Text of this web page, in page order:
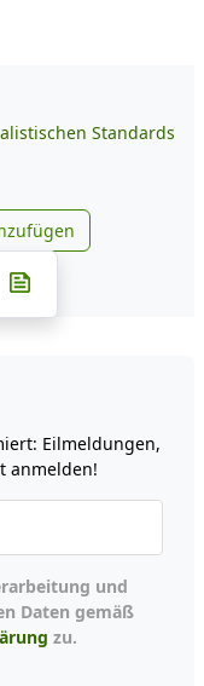
Standards
zu Google
Whatsapp
auf Telegram
teilen
auf X
Eilmeldungen,
anmelden!
Daten gemäß
zu.